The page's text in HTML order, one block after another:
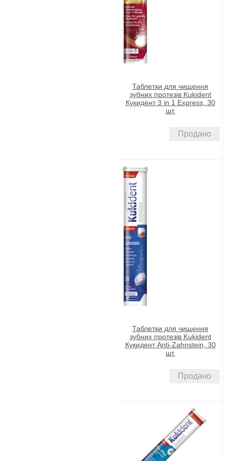
Таблетки для чищення
зубних протезів Kukident
Кукидент 3 in 1 Express, 30
шт.
Продано
Таблетки для чищення
зубних протезів Kukident
Кукидент Anti-Zahnstein, 30
шт.
Продано